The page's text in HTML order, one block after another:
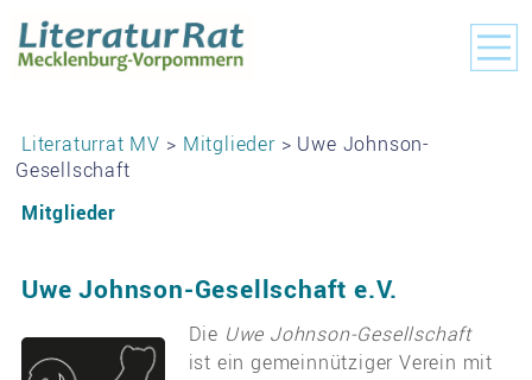
Literaturrat MV > Mitglieder > Uwe Johnson-
Gesellschaft
Mitglieder
Uwe Johnson-Gesellschaft e.V.
Die Uwe Johnson-Gesellschaft
ist ein gemeinnütziger Verein mit